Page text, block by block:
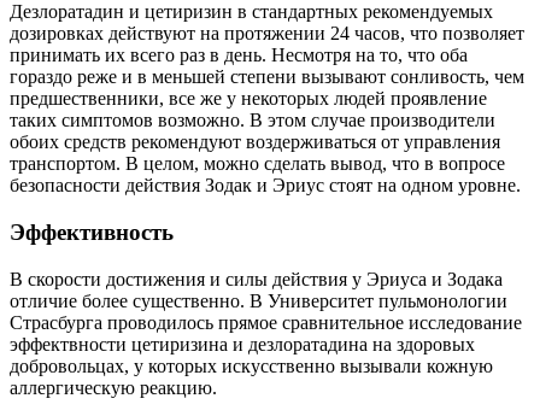
Дезлоратадин и цетиризин в стандартных рекомендуемых
дозировках действуют на протяжении 24 часов, что позволяет
принимать их всего раз в день. Несмотря на то, что оба
гораздо реже и в меньшей степени вызывают сонливость, чем
предшественники, все же у некоторых людей проявление
таких симптомов возможно. В этом случае производители
обоих средств рекомендуют воздерживаться от управления
транспортом. В целом, можно сделать вывод, что в вопросе
безопасности действия Зодак и Эриус стоят на одном уровне.
Эффективность
В скорости достижения и силы действия у Эриуса и Зодака
отличие более существенно. В Университет пульмонологии
Страсбурга проводилось прямое сравнительное исследование
эффектвности цетиризина и дезлоратадина на здоровых
добровольцах, у которых искусственно вызывали кожную
аллергическую реакцию.